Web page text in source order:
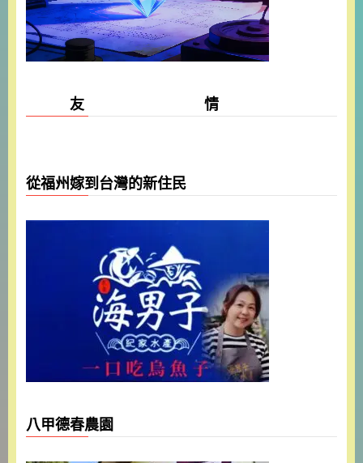
友 情
從福州嫁到台灣的新住民
八甲德春農園